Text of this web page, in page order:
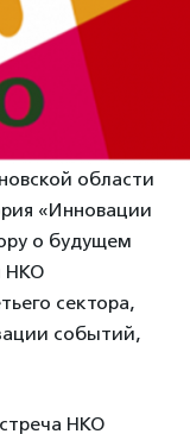
области
«Инновации
о будущем
НКО
сектора,
событий,
НКО